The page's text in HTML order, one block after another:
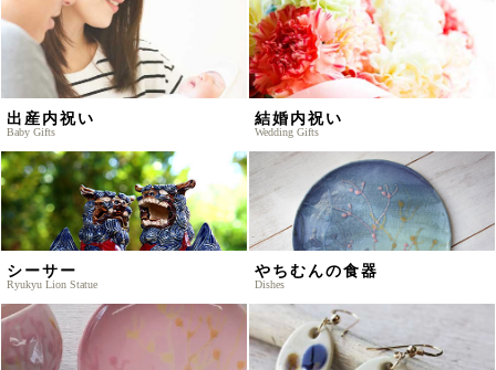
出産内祝い
Baby Gifts
結婚内祝い
Wedding Gifts
シーサー
Ryukyu Lion Statue
やちむんの食器
Dishes